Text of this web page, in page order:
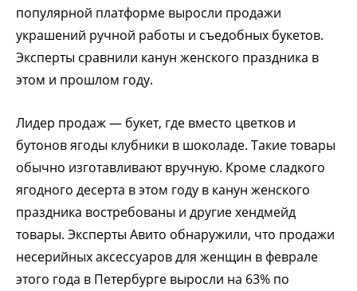
популярной платформе выросли продажи
украшений ручной работы и съедобных букетов.
Эксперты сравнили канун женского праздника в
этом и прошлом году.
Лидер продаж — букет, где вместо цветков и
бутонов ягоды клубники в шоколаде. Такие товары
обычно изготавливают вручную. Кроме сладкого
ягодного десерта в этом году в канун женского
праздника востребованы и другие хендмейд
товары. Эксперты Авито обнаружили, что продажи
несерийных аксессуаров для женщин в феврале
этого года в Петербурге выросли на 63% по